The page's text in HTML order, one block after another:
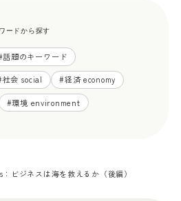
ードから探す
話題のキーワード
社会 social #経済 economy
#環境 environment
：ビジネスは海を救えるか（後編）